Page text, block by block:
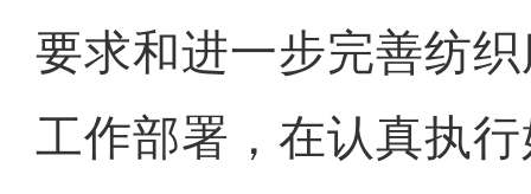
要求和进一步完善纺
工作部署，在认真执